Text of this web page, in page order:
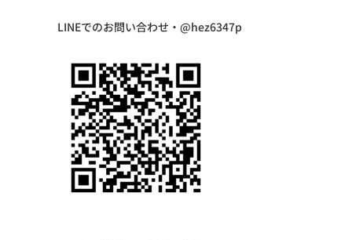
LINEでのお問い合わせ・@hez6347p